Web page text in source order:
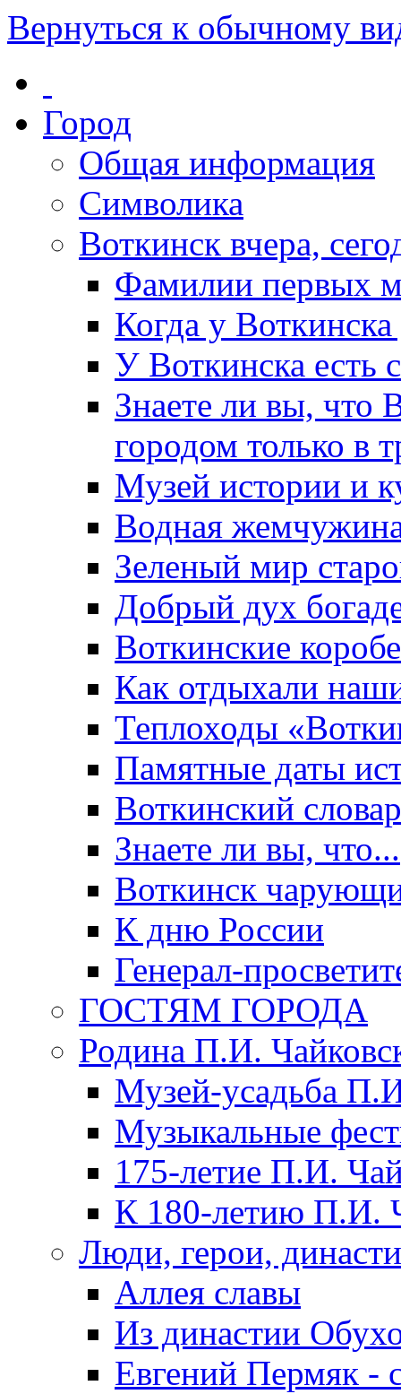
Вернуться к обычному
Город
Общая информация
Символика
Воткинск вчера,
Фамилии первых
Когда у
У Воткинска есть
Знаете ли вы, что
городом только в
Музей истории и
Водная
Зеленый мир
Добрый дух
Воткинские
Как отдыхали
Теплоходы
Памятные даты
Воткинский
Знаете ли вы, что...
Воткинск
К дню России
Генерал-
ГОСТЯМ ГОРОДА
Родина П.И.
Музей-усадьба
Музыкальные
175-летие П.И.
К 180-летию П.И.
Люди, герои,
Аллея славы
Из династии
Евгений Пермяк -